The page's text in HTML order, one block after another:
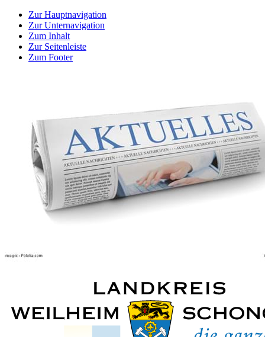
Zur Hauptnavigation
Zur Unternavigation
Zum Inhalt
Zur Seitenleiste
Zum Footer